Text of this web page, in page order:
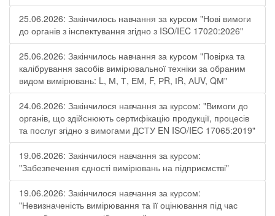
25.06.2026: Закінчилось навчання за курсом "Нові вимоги
до органів з інспектування згідно з ISO/IEC 17020:2026"
25.06.2026: Закінчилось навчання за курсом "Повірка та
калібрування засобів вимірювальної техніки за обраним
видом вимірювань: L, М, Т, ЕМ, F, РR, ІR, АUV, QМ"
24.06.2026: Закінчилося навчання за курсом: "Вимоги до
органів, що здійснюють сертифікацію продукції, процесів
та послуг згідно з вимогами ДСТУ EN ISO/IEC 17065:2019"
19.06.2026: Закінчилося навчання за курсом:
"Забезпечення єдності вимірювань на підприємстві"
19.06.2026: Закінчилося навчання за курсом:
"Невизначеність вимірювання та її оцінювання під час